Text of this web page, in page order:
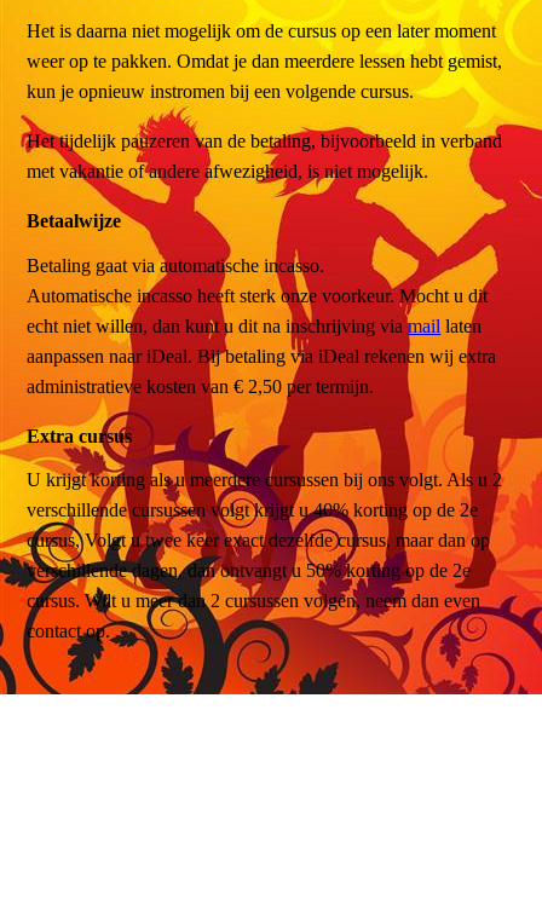
Het is daarna niet mogelijk om de cursus op een later moment
weer op te pakken. Omdat je dan meerdere lessen hebt gemist,
kun je opnieuw instromen bij een volgende cursus.
Het tijdelijk pauzeren van de betaling, bijvoorbeeld in verband
met vakantie of andere afwezigheid, is niet mogelijk.
Betaalwijze
Betaling gaat via automatische incasso.
Automatische incasso heeft sterk onze voorkeur. Mocht u dit
echt niet willen, dan kunt u dit na inschrijving viamail laten
aanpassen naar iDeal. Bij betaling via iDeal rekenen wij extra
administratieve kosten van € 2,50 per termijn.
Extra cursus
U krijgt korting als u meerdere cursussen bij ons volgt. Als u 2
verschillende cursussen volgt krijgt u 40% korting op de 2e
cursus, Volgt u twee keer exact dezelfde cursus, maar dan op
verschillende dagen, dan ontvangt u 50% korting op de 2e
cursus. Wilt u meer dan 2 cursussen volgen, neem dan even
contact op.